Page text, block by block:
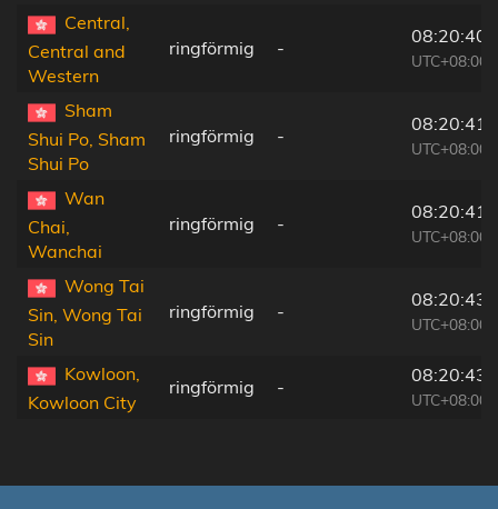
Central,
Central and
Western
ringförmig -
08:20:40
UTC+08:00
Sham
Shui Po, Sham
Shui Po
ringförmig -
08:20:41
UTC+08:00
Wan
Chai,
Wanchai
ringförmig -
08:20:41
UTC+08:00
Wong Tai
Sin, Wong Tai
Sin
ringförmig -
08:20:43
UTC+08:00
Kowloon,
Kowloon City
ringförmig -
08:20:43
UTC+08:00